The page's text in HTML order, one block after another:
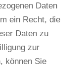
Daten
ein Recht, die
Daten zu
zur
können Sie